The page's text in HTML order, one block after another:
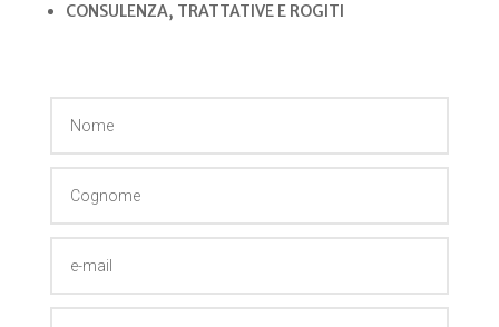
CONSULENZA, TRATTATIVE E ROGITI